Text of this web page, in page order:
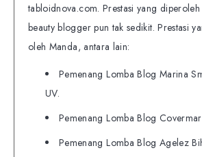
tabloidnova.com. Prestasi yang
beauty blogger pun tak sedikit. Prestasi
oleh Manda, antara lain:
Pemenang Lomba Blog Marina
UV.
Pemenang Lomba Blog
Pemenang Lomba Blog Agelez